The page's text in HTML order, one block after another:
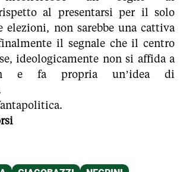
al presentarsi per il solo
elezioni, non sarebbe una cattiva
il segnale che il centro
ideologicamente non si affida a
e fa propria un’idea di